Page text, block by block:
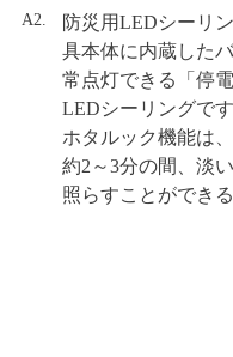
A2.
防災用LEDシーリ
具本体に内蔵した
常点灯できる「停
LEDシーリングです
ホタルック機能は
約2～3分の間、淡
照らすことができ